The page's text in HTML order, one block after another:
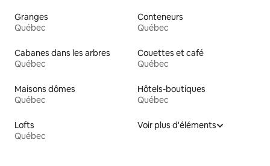
Granges
Québec
Conteneurs
Québec
Cabanes dans les arbres
Québec
Couettes et café
Québec
Maisons dômes
Québec
Hôtels-boutiques
Québec
Lofts
Québec
Voir plus d'éléments